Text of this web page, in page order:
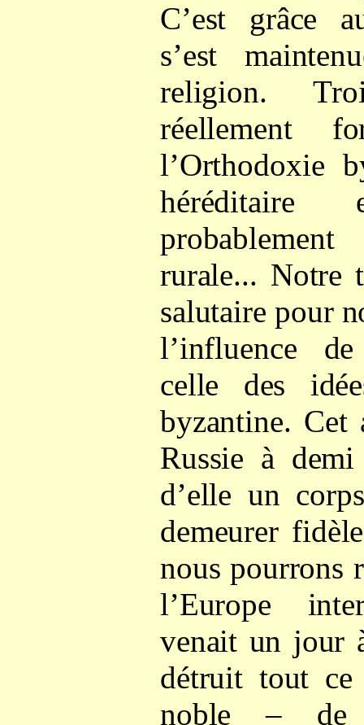
C’est grâce
s’est
religion.
réellement
l’Orthodoxie
rurale... Notre
salutaire pour
l’influence
celle des
byzantine. Cet
Russie à
d’elle un
demeurer
nous pourrons
l’Europe
venait un jour
détruit tout ce
noble – de